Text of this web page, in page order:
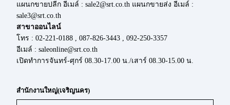
แผนกขายปลีก อีเมล์ : sale2@srt.co.th แผนกขายส่ง อีเมล์ :
sale3@srt.co.th
สาขาออนไลน์
โทร : 02-221-0188 , 087-826-3443 , 092-250-3357
อีเมล์ : saleonline@srt.co.th
เปิดทำการจันทร์-ศุกร์ 08.30-17.00 น./เสาร์ 08.30-15.00 น.
สำนักงานใหญ่(เจริญนคร)